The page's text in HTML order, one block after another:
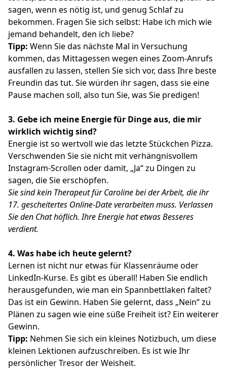
sagen, wenn es nötig ist, und genug Schlaf zu
bekommen. Fragen Sie sich selbst: Habe ich mich wie
jemand behandelt, den ich liebe?
Tipp: Wenn Sie das nächste Mal in Versuchung
kommen, das Mittagessen wegen eines Zoom-Anrufs
ausfallen zu lassen, stellen Sie sich vor, dass Ihre beste
Freundin das tut. Sie würden ihr sagen, dass sie eine
Pause machen soll, also tun Sie, was Sie predigen!
3. Gebe ich meine Energie für Dinge aus, die mir
wirklich wichtig sind?
Energie ist so wertvoll wie das letzte Stückchen Pizza.
Verschwenden Sie sie nicht mit verhängnisvollem
Instagram-Scrollen oder damit, „Ja“ zu Dingen zu
sagen, die Sie erschöpfen.
Sie sind kein Therapeut für Caroline bei der Arbeit, die ihr
17. gescheitertes Online-Date verarbeiten muss. Verlassen
Sie den Chat höflich. Ihre Energie hat etwas Besseres
verdient.
4. Was habe ich heute gelernt?
Lernen ist nicht nur etwas für Klassenräume oder
LinkedIn-Kurse. Es gibt es überall! Haben Sie endlich
herausgefunden, wie man ein Spannbettlaken faltet?
Das ist ein Gewinn. Haben Sie gelernt, dass „Nein“ zu
Plänen zu sagen wie eine süße Freiheit ist? Ein weiterer
Gewinn.
Tipp: Nehmen Sie sich ein kleines Notizbuch, um diese
kleinen Lektionen aufzuschreiben. Es ist wie Ihr
persönlicher Tresor der Weisheit.